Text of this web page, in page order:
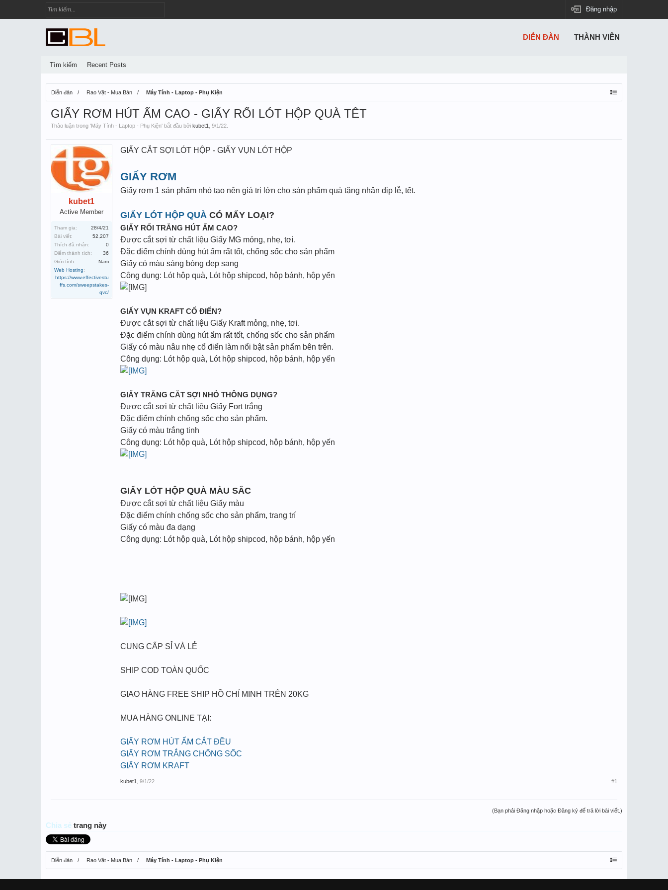
Đăng nhập
Diễn đàn Rao Vặt - Mua Bán Máy Tính - Laptop - Phụ Kiện
GIẤY RƠM HÚT ẨM CAO - GIẤY RỐI LÓT HỘP QUÀ TÊT
Thảo luận trong 'Máy Tính - Laptop - Phụ Kiện' bắt đầu bởi kubet1 9/1/22
kubet1
Active Member
Tham gia:
28/4/21
Bài viết:
52,207
Thích đã nhận:
0
Điểm thành tích:
36
Giới tính:
Nam
Web Hosting:
https://www.effectivestu
ffs.com/sweepstakes-
qvc/
GIẤY CẮT SỢI LÓT HỘP - GIẤY VỤN LÓT HỘP
GIẤY RƠM
Giấy rơm 1 sản phẩm nhỏ tạo nên giá trị lớn cho sản phẩm quà tặng nhân dịp lễ, tết.
GIẤY LÓT HỘP QUÀ CÓ MẤY LOẠI?
GIẤY RỐI TRẮNG HÚT ẨM CAO?
Được cắt sợi từ chất liệu Giấy MG mỏng, nhẹ, tơi.
Đặc điểm chính dùng hút ẩm rất tốt, chống sốc cho sản phẩm
Giấy có màu sáng bóng đẹp sang
Công dụng: Lót hộp quà, Lót hộp shipcod, hộp bánh, hộp yến
GIẤY VỤN KRAFT CỔ ĐIỂN?
Được cắt sợi từ chất liệu Giấy Kraft mỏng, nhẹ, tơi.
Đặc điểm chính dùng hút ẩm rất tốt, chống sốc cho sản phẩm
Giấy có màu nâu nhẹ cổ điển làm nổi bật sản phẩm bên trên.
Công dụng: Lót hộp quà, Lót hộp shipcod, hộp bánh, hộp yến
GIẤY TRẮNG CẮT SỢI NHỎ THÔNG DỤNG?
Được cắt sợi từ chất liệu Giấy Fort trắng
Đặc điểm chính chống sốc cho sản phẩm.
Giấy có màu trắng tinh
Công dụng: Lót hộp quà, Lót hộp shipcod, hộp bánh, hộp yến
GIẤY LÓT HỘP QUÀ MÀU SẮC
Được cắt sợi từ chất liệu Giấy màu
Đặc điểm chính chống sốc cho sản phẩm, trang trí
Giấy có màu đa dạng
Công dụng: Lót hộp quà, Lót hộp shipcod, hộp bánh, hộp yến
CUNG CẤP SỈ VÀ LẺ
SHIP COD TOÀN QUỐC
GIAO HÀNG FREE SHIP HỒ CHÍ MINH TRÊN 20KG
MUA HÀNG ONLINE TẠI:
GIẤY RƠM HÚT ẨM CẮT ĐỀU
GIẤY RƠM TRẮNG CHỐNG SỐC
GIẤY RƠM KRAFT
kubet1 9/1/22 #1
(Bạn phải Đăng nhập hoặc Đăng ký để trả lời bài viết.)
Chia sẻ trang này
Diễn đàn Rao Vặt - Mua Bán Máy Tính - Laptop - Phụ Kiện
DIỄN ĐÀN
Tìm kiếm Recent Posts
THÀNH VIÊN